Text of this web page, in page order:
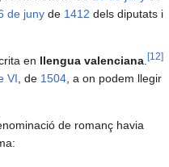
de juny de 1412 dels diputats i
en llengua valenciana. [12]
VI, de 1504, a on podem llegir
de romanç havia